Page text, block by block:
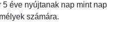
5 éve nyújtanak nap mint nap
számára.